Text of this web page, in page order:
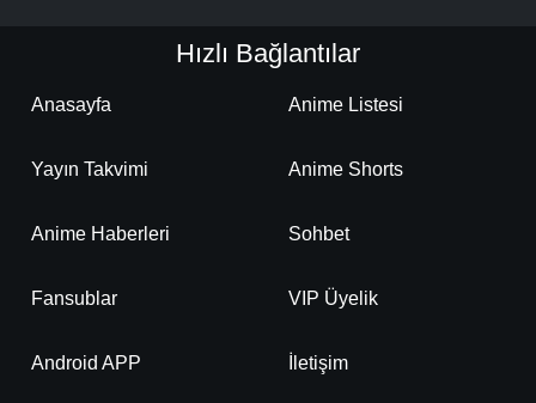
Hızlı Bağlantılar
Anasayfa Anime Listesi
Yayın Takvimi Anime Shorts
Anime Haberleri Sohbet
Fansublar VIP Üyelik
Android APP İletişim